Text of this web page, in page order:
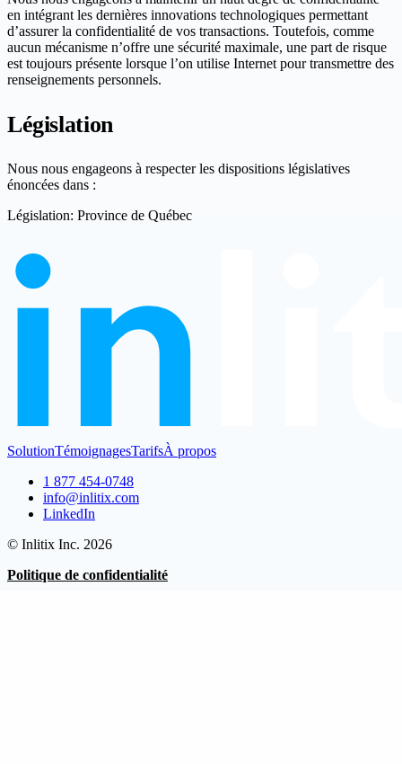
en intégrant les dernières innovations technologiques permettant
d’assurer la confidentialité de vos transactions. Toutefois, comme
aucun mécanisme n’offre une sécurité maximale, une part de risque
est toujours présente lorsque l’on utilise Internet pour transmettre des
renseignements personnels.
Législation
Nous nous engageons à respecter les dispositions législatives
énoncées dans :
Législation: Province de Québec
SolutionTémoignagesTarifsÀ propos
1 877 454-0748
info@inlitix.com
LinkedIn
© Inlitix Inc. 2026
Politique de confidentialité